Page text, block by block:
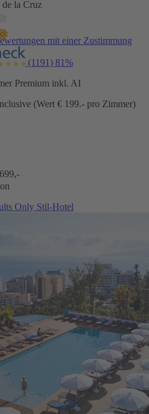
de la Cruz
mit einer Zustimmung
(1191) 81%
Premium inkl. AI
(Wert € 199.- pro Zimmer)
699,-
Only Stil-Hotel